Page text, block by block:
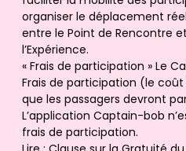
organiser le déplacement
entre le Point de Rencontre
l’Expérience.
« Frais de participation » Le
Frais de participation (le
que les passagers devront
L’application Captain-bob
frais de participation.